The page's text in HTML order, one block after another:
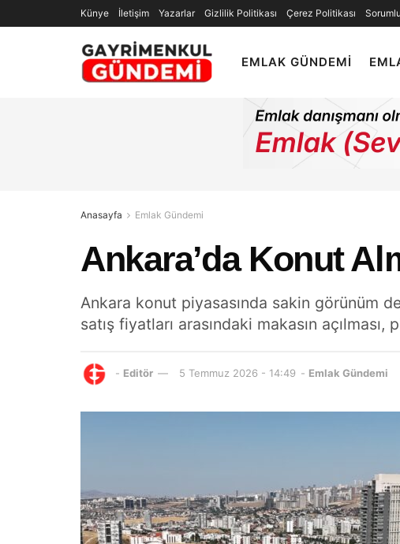
Künye İletişim Yazarlar Gizlilik Politikası Çerez Politikası
EMLAK GÜNDEMI
Anasayfa Emlak Gündemi
Ankara’da Konut
Ankara konut piyasasında sakin görünüm
satış fiyatları arasındaki makasın
- Editör 5 Temmuz 2026 - 14:49 - Emlak Gündemi